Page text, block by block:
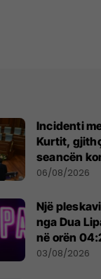
Incidenti
Kurtit,
seancën
Kuvendit
06/08/2026
Një
nga Dua
në orën
- dhe bota
03/08/2026